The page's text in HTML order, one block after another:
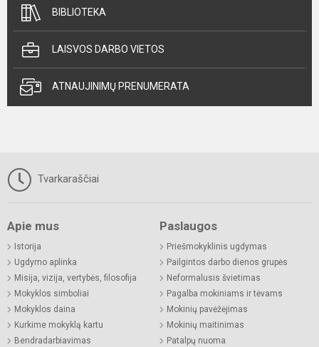
BIBLIOTEKA
LAISVOS DARBO VIETOS
ATNAUJINIMŲ PRENUMERATA
Tvarkaraščiai
Apie mus
Istorija
Ugdymo aplinka
Misija, vizija, vertybės, filosofija
Mokyklos simboliai
Mokyklos daina
Kurkime mokyklą kartu
Bendradarbiavimas
Paslaugos
Priešmokyklinis ugdymas
Pailgintos darbo dienos grupės
Neformalusis švietimas
Pagalba mokiniams ir tėvams
Mokinių pavėžėjimas
Mokinių maitinimas
Patalpų nuoma